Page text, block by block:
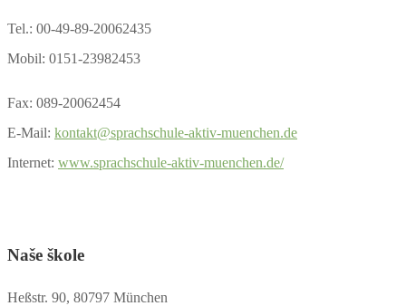
Tel.: 00-49-89-20062435
Mobil: 0151-23982453
Fax: 089-20062454
E-Mail: kontakt@sprachschule-aktiv-muenchen.de
Internet: www.sprachschule-aktiv-muenchen.de/
Naše škole
Heßstr. 90, 80797 München